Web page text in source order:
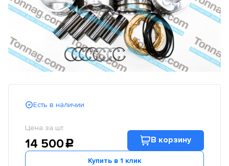
Есть в наличии
Цена за шт.
14 500c В корзину
Купить в 1 клик